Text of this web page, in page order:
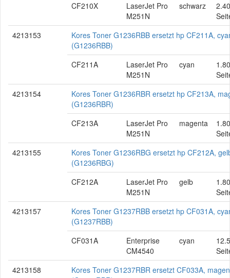
CF210X
LaserJet Pro
M251N
schwarz
4213153
Kores Toner G1236RBB ersetzt hp CF211A,
(G1236RBB)
CF211A
LaserJet Pro
M251N
cyan
4213154
Kores Toner G1236RBR ersetzt hp CF213A,
(G1236RBR)
CF213A
LaserJet Pro
M251N
magenta
4213155
Kores Toner G1236RBG ersetzt hp CF212A,
(G1236RBG)
CF212A
LaserJet Pro
M251N
gelb
4213157
Kores Toner G1237RBB ersetzt hp CF031A,
(G1237RBB)
CF031A
Enterprise
CM4540
cyan
4213158
Kores Toner G1237RBR ersetzt CF033A,